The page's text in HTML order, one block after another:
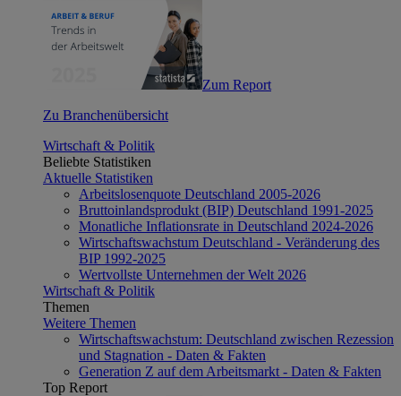
Zum Report
Zu Branchenübersicht
Wirtschaft & Politik
Beliebte Statistiken
Aktuelle Statistiken
Arbeitslosenquote Deutschland 2005-2026
Bruttoinlandsprodukt (BIP) Deutschland 1991-2025
Monatliche Inflationsrate in Deutschland 2024-2026
Wirtschaftswachstum Deutschland - Veränderung des
BIP 1992-2025
Wertvollste Unternehmen der Welt 2026
Wirtschaft & Politik
Themen
Weitere Themen
Wirtschaftswachstum: Deutschland zwischen Rezession
und Stagnation - Daten & Fakten
Generation Z auf dem Arbeitsmarkt - Daten & Fakten
Top Report